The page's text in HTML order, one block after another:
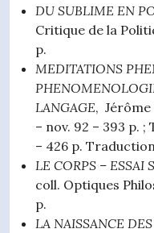
DU SUBLIME EN
Critique de la
p.
MEDITATIONS
LANGAGE, Jérôme
– nov. 92 – 393 p. ;
– 426 p.
LE CORPS – ESSAI
coll. Optiques
p.
LA NAISSANCE